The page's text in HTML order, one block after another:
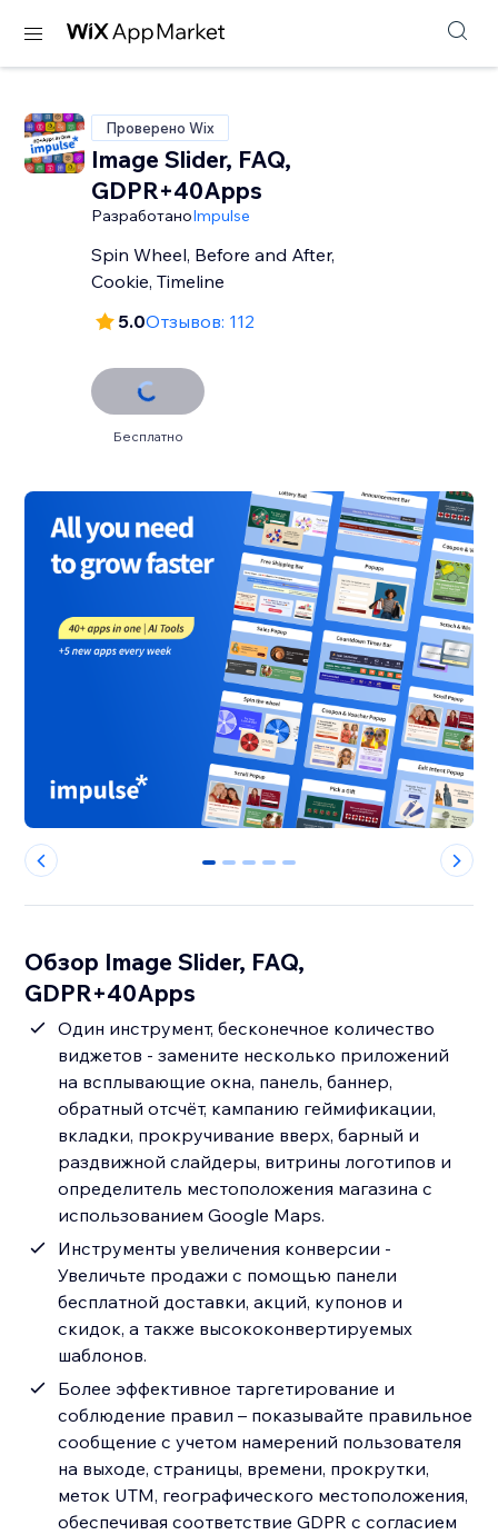
Проверено Wix
Image Slider, FAQ,
GDPR+40Apps
РазработаноImpulse
Spin Wheel, Before and After,
Cookie, Timeline
5.0Отзывов: 112
Бесплатно
0 1 2 3 4
Обзор Image Slider, FAQ,
GDPR+40Apps
Один инструмент, бесконечное количество
виджетов - замените несколько приложений
на всплывающие окна, панель, баннер,
обратный отсчёт, кампанию геймификации,
вкладки, прокручивание вверх, барный и
раздвижной слайдеры, витрины логотипов и
определитель местоположения магазина с
использованием Google Maps.
Инструменты увеличения конверсии -
Увеличьте продажи с помощью панели
бесплатной доставки, акций, купонов и
скидок, а также высококонвертируемых
шаблонов.
Более эффективное таргетирование и
соблюдение правил – показывайте правильное
сообщение с учетом намерений пользователя
на выходе, страницы, времени, прокрутки,
меток UTM, географического местоположения,
обеспечивая соответствие GDPR с согласием